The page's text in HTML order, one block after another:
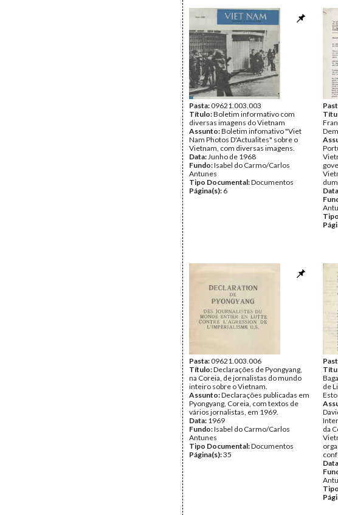
Pasta:09621.003.003
Título:Boletim informativo com
diversas imagens do Vietnam
Assunto:Boletim infomativo "Viet
Nam Photos D'Actualites" sobre o
Vietnam, com diversas imagens.
Data:Junho de 1968
Fundo:Isabel do Carmo/Carlos
Antunes
Tipo Documental:Documentos
Página(s): 6
Pasta:09621.003.006
Título:Declarações de Pyongyang,
na Coreia, de jornalistas do mundo
inteiro sobre o Vietnam.
Assunto:Declarações publicadas em
Pyongyang, Coreia, com textos de
vários jornalistas, em 1969.
Data: 1969
Fundo:Isabel do Carmo/Carlos
Antunes
Tipo Documental:Documentos
Página(s):35
de
da